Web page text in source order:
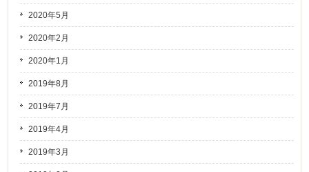
2020年5月
2020年2月
2020年1月
2019年8月
2019年7月
2019年4月
2019年3月